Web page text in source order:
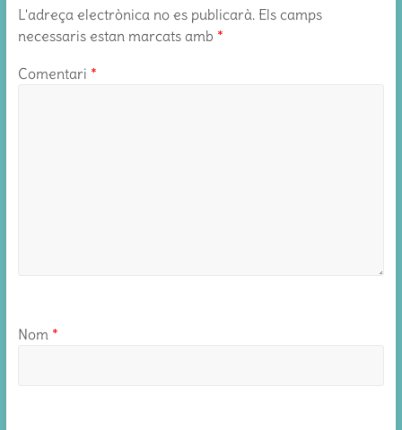
L'adreça electrònica no es publicarà. Els camps
necessaris estan marcats amb *
Comentari *
Nom *